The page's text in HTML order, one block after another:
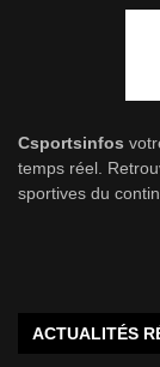
Csportsinfos
temps réel.
sportives du
ACTUALITÉS